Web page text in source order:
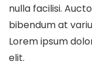
nulla facilisi.
bibendum at
Lorem ipsum
elit.